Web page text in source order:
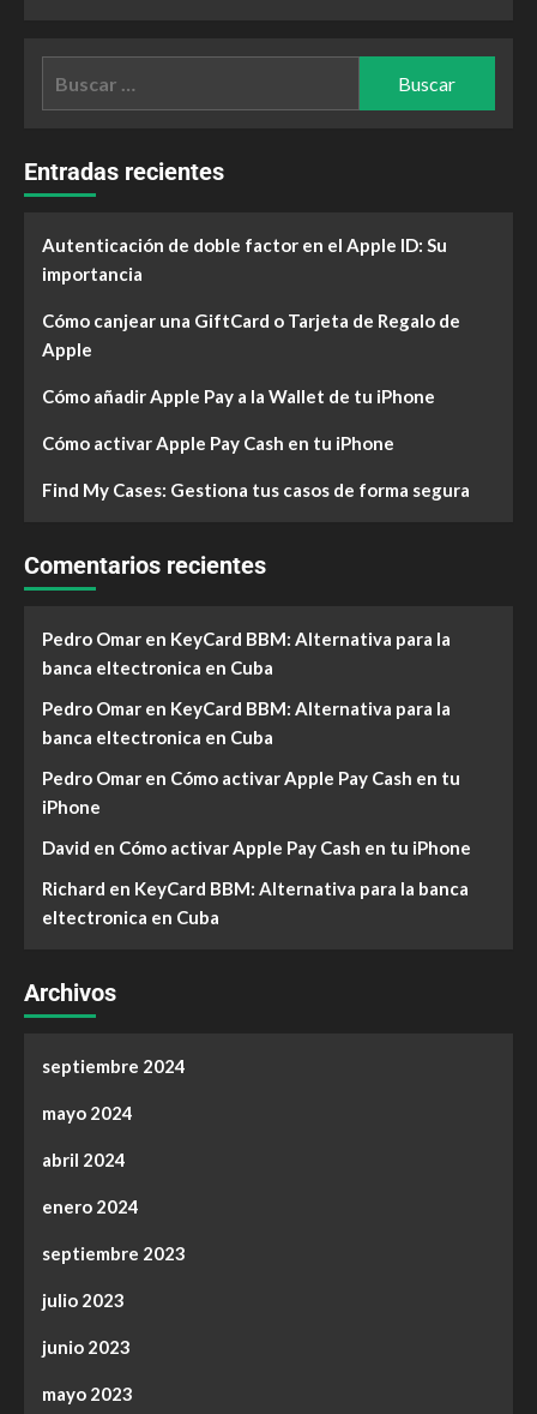
Entradas recientes
Autenticación de doble factor en el Apple ID: Su
importancia
Cómo canjear una GiftCard o Tarjeta de Regalo de
Apple
Cómo añadir Apple Pay a la Wallet de tu iPhone
Cómo activar Apple Pay Cash en tu iPhone
Find My Cases: Gestiona tus casos de forma segura
Comentarios recientes
Pedro Omar en KeyCard BBM: Alternativa para la
banca eltectronica en Cuba
Pedro Omar en KeyCard BBM: Alternativa para la
banca eltectronica en Cuba
Pedro Omar en Cómo activar Apple Pay Cash en tu
iPhone
David en Cómo activar Apple Pay Cash en tu iPhone
Richard en KeyCard BBM: Alternativa para la banca
eltectronica en Cuba
Archivos
septiembre 2024
mayo 2024
abril 2024
enero 2024
septiembre 2023
julio 2023
junio 2023
mayo 2023